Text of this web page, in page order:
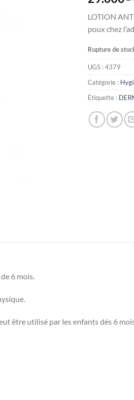
LOTION
poux chez
Rupture de
UGS :4379
Catégorie :
Étiquette :
6 mois.
être utilisé par les enfants dés 6